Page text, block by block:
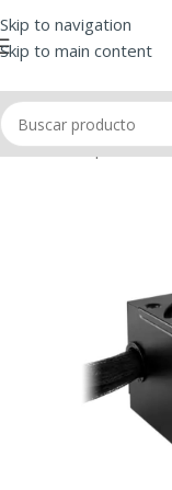
Skip to navigation
Skip to main content
Inicio/Componentes